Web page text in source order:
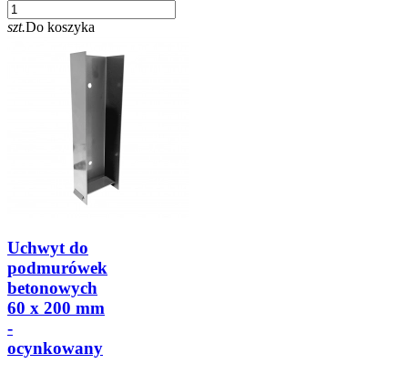
szt.Do koszyka
Uchwyt do
podmurówek
betonowych
60 x 200 mm
-
ocynkowany